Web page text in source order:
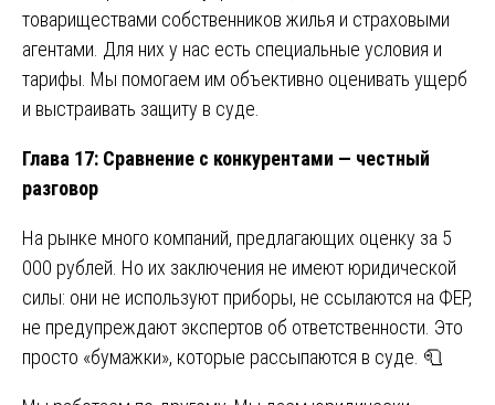
товариществами собственников жилья и страховыми
агентами. Для них у нас есть специальные условия и
тарифы. Мы помогаем им объективно оценивать ущерб
и выстраивать защиту в суде.
Глава 17: Сравнение с конкурентами — честный
разговор
На рынке много компаний, предлагающих оценку за 5
000 рублей. Но их заключения не имеют юридической
силы: они не используют приборы, не ссылаются на ФЕР,
не предупреждают экспертов об ответственности. Это
просто «бумажки», которые рассыпаются в суде. 🧻